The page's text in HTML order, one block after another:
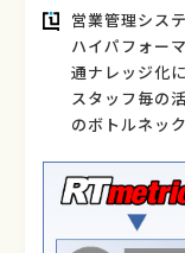
営業管理シス
ハイパフォー
通ナレッジ化
スタッフ毎の
のボトルネッ